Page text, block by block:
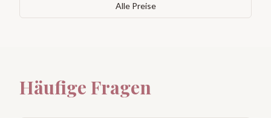
Alle Preise
Häufige Fragen